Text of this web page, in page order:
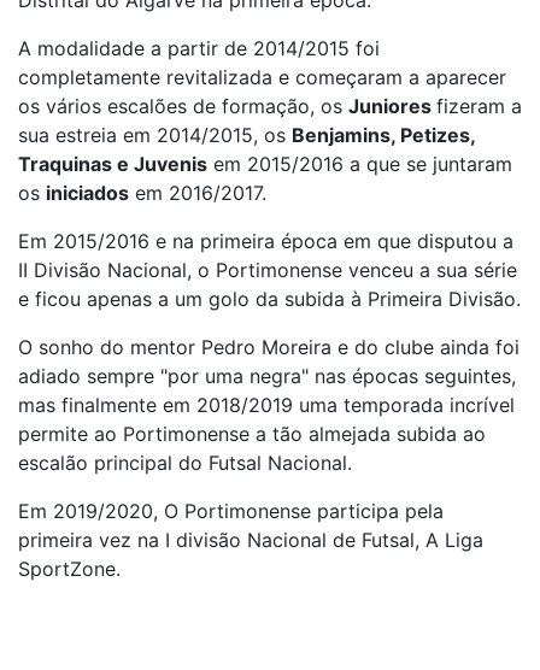
A modalidade a partir de 2014/2015 foi
completamente revitalizada e começaram a aparecer
os vários escalões de formação, os Juniores fizeram a
sua estreia em 2014/2015, os Benjamins, Petizes,
Traquinas e Juvenis em 2015/2016 a que se juntaram
os iniciados em 2016/2017.
Em 2015/2016 e na primeira época em que disputou a
II Divisão Nacional, o Portimonense venceu a sua série
e ficou apenas a um golo da subida à Primeira Divisão.
O sonho do mentor Pedro Moreira e do clube ainda foi
adiado sempre "por uma negra" nas épocas seguintes,
mas finalmente em 2018/2019 uma temporada incrível
permite ao Portimonense a tão almejada subida ao
escalão principal do Futsal Nacional.
Em 2019/2020, O Portimonense participa pela
primeira vez na I divisão Nacional de Futsal, A Liga
SportZone.